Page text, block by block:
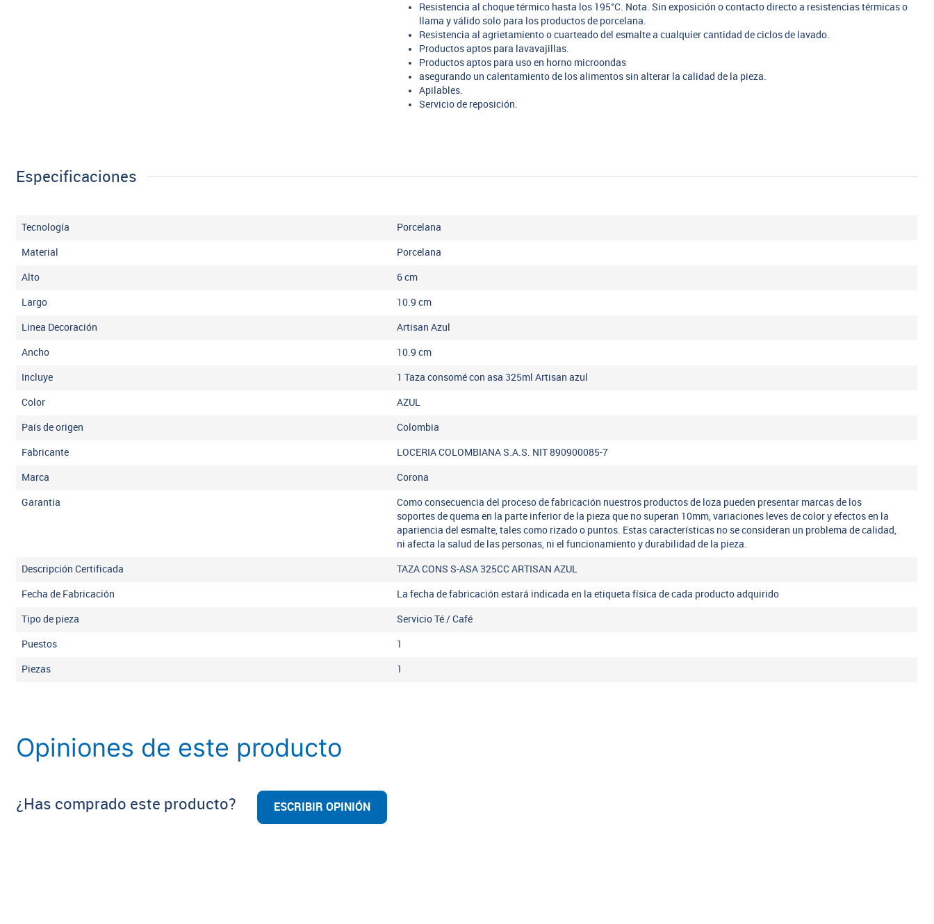
Resistencia al choque térmico hasta los 195°C. Nota. Sin exposición o contacto directo a resistencias térmicas o
llama y válido solo para los productos de porcelana.
Resistencia al agrietamiento o cuarteado del esmalte a cualquier cantidad de ciclos de lavado.
Productos aptos para lavavajillas.
Productos aptos para uso en horno microondas
asegurando un calentamiento de los alimentos sin alterar la calidad de la pieza.
Apilables.
Servicio de reposición.
Especificaciones
Tecnología Porcelana
Material Porcelana
Alto 6cm
Largo 10.9 cm
Linea Decoración Artisan Azul
Ancho 10.9 cm
Incluye 1 Taza consomé con asa 325ml Artisan azul
Color AZUL
País de origen Colombia
Fabricante LOCERIA COLOMBIANA S.A.S. NIT 890900085-7
Marca Corona
Garantia
Como consecuencia del proceso de fabricación nuestros productos de loza pueden presentar marcas de los
soportes de quema en la parte inferior de la pieza que no superan 10mm, variaciones leves de color y efectos en la
apariencia del esmalte, tales como rizado o puntos. Estas características no se consideran un problema de calidad,
ni afecta la salud de las personas, ni el funcionamiento y durabilidad de la pieza.
Descripción Certificada TAZA CONS S-ASA 325CC ARTISAN AZUL
Fecha de Fabricación La fecha de fabricación estará indicada en la etiqueta física de cada producto adquirido
Tipo de pieza Servicio Té / Café
Puestos 1
Piezas 1
Opiniones de este producto
¿Has comprado este producto? ESCRIBIR OPINIÓN